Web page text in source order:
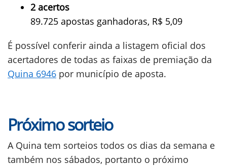
2 acertos
89.725 apostas ganhadoras, R$ 5,09
É possível conferir ainda a listagem oficial dos
acertadores de todas as faixas de premiação da
Quina 6946 por município de aposta.
Próximo sorteio
A Quina tem sorteios todos os dias da semana e
também nos sábados, portanto o próximo